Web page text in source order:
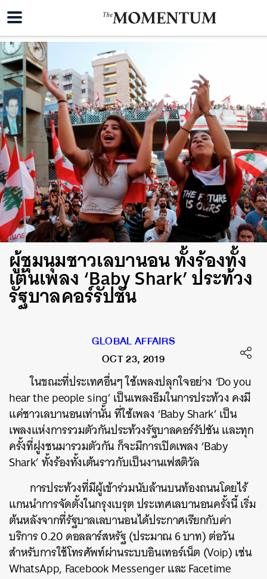
ผู้ชุมนุมชาวเลบานอน ทั้งร้องทั้ง
เต้นเพลง ‘Baby Shark’ ประท้วง
รัฐบาลคอร์รัปชัน
GLOBAL AFFAIRS
OCT 23, 2019
ในขณะที่ประเทศอื่นๆ ใช้เพลงปลุกใจอย่าง ‘Do you
hear the people sing’เป็นเพลงธีมในการประท้วง คงมี
แค่ชาวเลบานอนเท่านั้น ที่ใช้เพลง‘Baby Shark’เป็น
เพลงแห่งการรวมตัวกันประท้วงรัฐบาลคอร์รัปชัน และทุก
ครั้งที่ฝูงชนมารวมตัวกัน ก็จะมีการเปิดเพลง‘Baby
Shark’ทั้งร้องทั้งเต้นราวกับเป็นงานเฟสติวัล
การประท้วงที่มีผู้เข้าร่วมนับล้านบนท้องถนนโดยไร้
แกนนำการจัดตั้งในกรุงเบรุตประเทศเลบานอนครั้งนี้เริ่ม
ต้นหลังจากที่รัฐบาลเลบานอนได้ประกาศเรียกกับค่า
บริการ0.20ดอลลาร์สหรัฐ(ประมาณ6บาท)ต่อวัน
สำหรับการใช้โทรศัพท์ผ่านระบบอินเทอร์เน็ต (Voip)เช่น
WhatsApp, Facebook MessengerและFacetime